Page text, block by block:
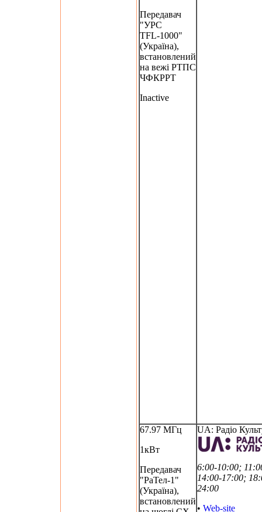
Передавач
"УРС
TFL-1000"
(Україна),
встановлений
на вежі РТПС
ЧФКРРТ
Inactive
67.97 МГц
1кВт
Передавач
"РаТел-1"
(Україна),
встановлений
UA: Радіо
6:00-10:00;
14:00-17:00;
24:00
• Web-site